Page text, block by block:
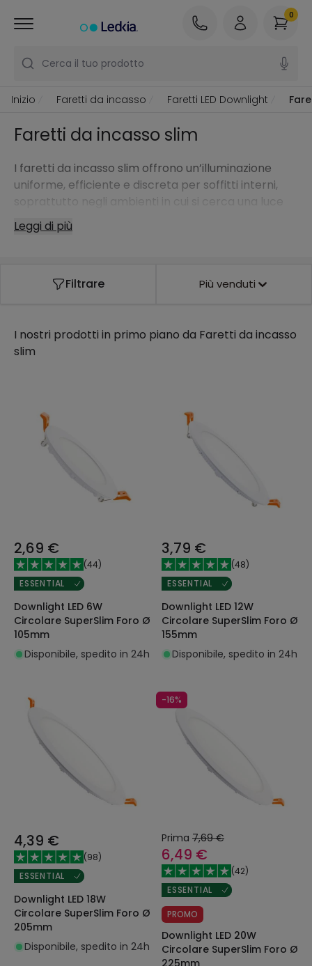
Cerca il tuo prodotto
0
Inizio Faretti da incasso Faretti LED Downlight
Faretti da incasso slim
I faretti da incasso slim offrono un’illuminazione
uniforme, efficiente e discreta per soffitti interni,
soprattutto negli ambienti in cui si cerca una luce
ampia senza ombre marcate.
Leggi di più
Filtrare Più venduti
I nostri prodotti in primo piano da Faretti da incasso
slim
2,69 €
(44)
ESSENTIAL
Downlight LED 6W
Circolare SuperSlim Foro Ø
105mm
Disponibile, spedito in 24h
3,79 €
(48)
ESSENTIAL
Downlight LED 12W
Circolare SuperSlim Foro Ø
155mm
Disponibile, spedito in 24h
4,39 €
(98)
ESSENTIAL
Downlight LED 18W
Circolare SuperSlim Foro Ø
205mm
Disponibile, spedito in 24h
-16%
Prima 7,69 €
6,49 €
(42)
ESSENTIAL
PROMO
Downlight LED 20W
Circolare SuperSlim Foro Ø